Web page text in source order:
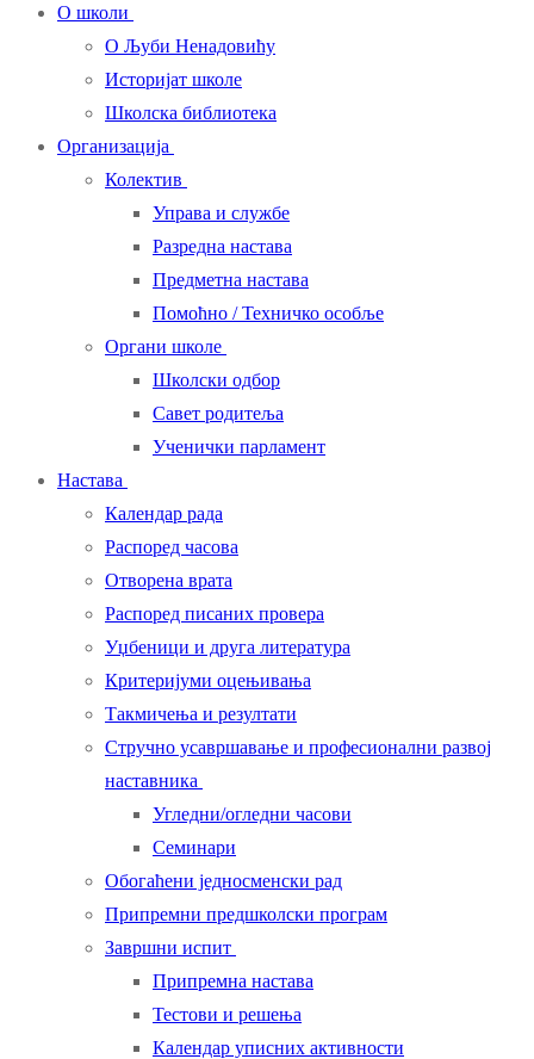
О школи
О Љуби Ненадовићу
Историјат школе
Школска библиотека
Организација
Колектив
Управа и службе
Разредна настава
Предметна настава
Помоћно / Техничко особље
Органи школе
Школски одбор
Савет родитеља
Ученички парламент
Настава
Календар рада
Распоред часова
Отворена врата
Распоред писаних провера
Уџбеници и друга литература
Критеријуми оцењивања
Такмичења и резултати
Стручно усавршавање и професионални развој
наставника
Угледни/огледни часови
Семинари
Обогаћени једносменски рад
Припремни предшколски програм
Завршни испит
Припремна настава
Тестови и решења
Календар уписних активности